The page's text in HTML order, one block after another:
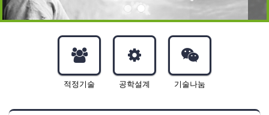
적정기술 공학설계 기술나눔